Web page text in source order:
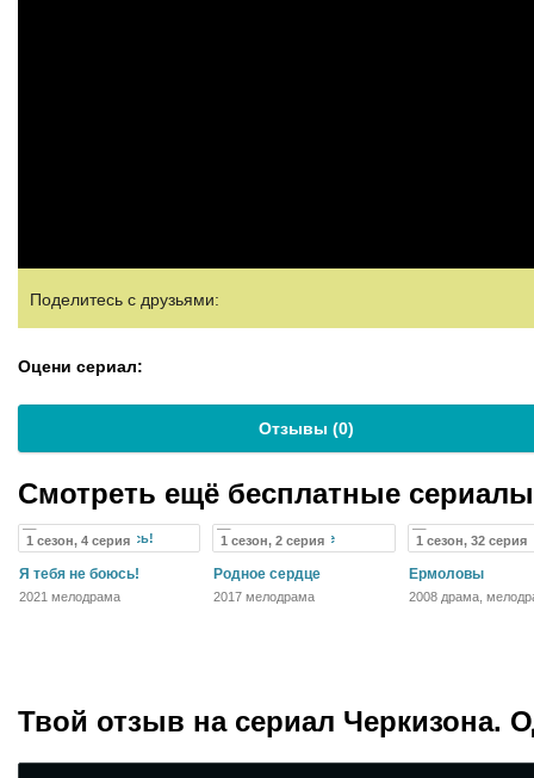
Поделитесь с друзьями:
Оцени сериал:
Отзывы (0)
Смотреть ещё бесплатные
1 сезон, 4 серия
Я тебя не боюсь!
2021 мелодрама
1 сезон, 2 серия
Родное сердце
2017 мелодрама
1 сезон, 32 серия
Ермоловы
2008 драма,
Твой отзыв на сериал Черкизона.